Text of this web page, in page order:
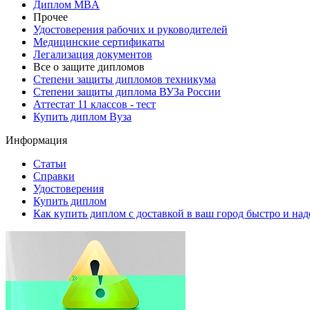
Диплом MBA
Прочее
Удостоверения рабочих и руководителей
Медицинские сертификаты
Легализация документов
Все о защите дипломов
Степени защиты дипломов техникума
Степени защиты диплома ВУЗа России
Аттестат 11 классов - тест
Купить диплом Вуза
Информация
Статьи
Справки
Удостоверения
Купить диплом
Как купить диплом с доставкой в ваш город быстро и